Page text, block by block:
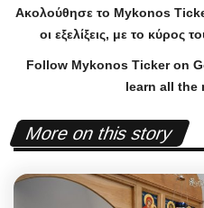
Ακολούθησε το Mykonos
οι εξελίξεις, με το κύρος
Follow Mykonos Ticker on
learn all the
More on this story